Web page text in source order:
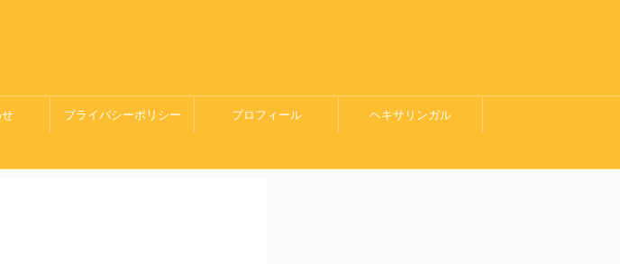
プライバシーポリシー プロフィール ヘキサリンガル